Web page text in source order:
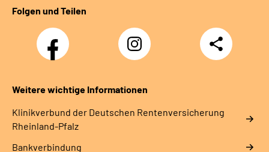
Folgen und Teilen
Facebook
Instagram
DRV
Nachwuchskräfte
Teilen
Weitere wichtige Informationen
Klinikverbund der Deutschen Rentenversicherung
Rheinland-Pfalz
Bankverbindung